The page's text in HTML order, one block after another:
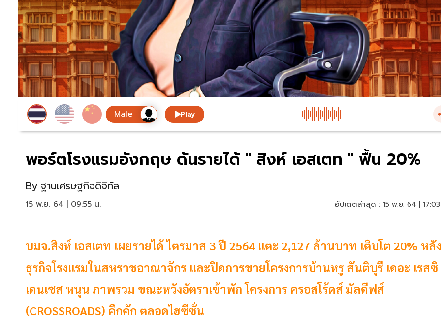
Play
พอร์ตโรงแรมอังกฤษ ดันรายได้ " สิงห์ เอสเตท " ฟื้น 20%
By ฐานเศรษฐกิจดิจิทัล
15 พ.ย. 64 | 09:55 น. อัปเดตล่าสุด : 15 พ.ย. 64 |
บมจ.สิงห์ เอสเตท เผยรายได้ ไตรมาส 3 ปี 2564 แตะ 2,127 ล้านบาท เติบโต 20% หลัง
ธุรกิจโรงแรมในสหราชอาณาจักร และปิดการขายโครงการบ้านหรู สันติบุรี เดอะ เรสซิ
เดนเซส หนุน ภาพรวม ขณะหวังอัตราเข้าพัก โครงการ ครอสโร้ดส์ มัลดีฟส์
(CROSSROADS) คึกคัก ตลอดไฮซีซั่น